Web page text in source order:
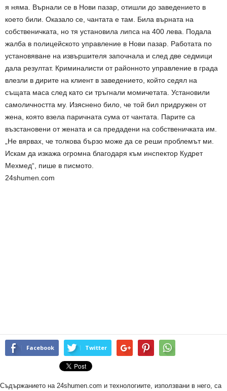
я няма. Върнали се в Нови пазар, отишли до заведението в
което били. Оказало се, чантата е там. Била върната на
собственичката, но тя установила липса на 400 лева. Подала
жалба в полицейското управление в Нови пазар. Работата по
установяване на извършителя започнала и след две седмици
дала резултат. Криминалисти от районното управление в града
влезли в дирите на клиент в заведението, който седял на
същата маса след като си тръгнали момичетата. Установили
самоличността му. Изяснено било, че той бил придружен от
жена, която взела паричната сума от чантата. Парите са
възстановени от жената и са предадени на собственичката им.
„Не вярвах, че толкова бързо може да се реши проблемът ми.
Искам да изкажа огромна благодаря към инспектор Кудрет
Мехмед“, пише в писмото.
24shumen.com
Facebook Twitter
Съдържанието на 24shumen.com и технологиите, използвани в него, са